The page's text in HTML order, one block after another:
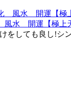
開運【極上天
をしても良し!